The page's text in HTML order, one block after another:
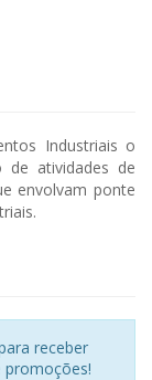
Industriais o
atividades de
envolvam ponte
receber
promoções!